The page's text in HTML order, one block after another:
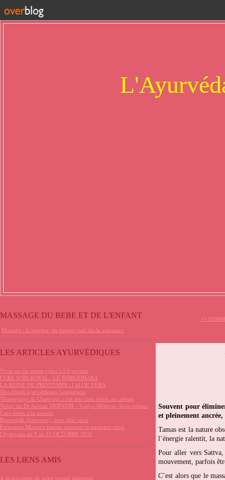
MASSAGE DU BEBE ET DE L'ENFANT
Massage : le toucher, un besoin vital dès la naissance
LES ARTICLES AYURVÉDIQUES
Vivre un été serein grâce à l'Ayurveda
CURE SOIN ROYAL : LE SHIRODHARA
LA REINE DU PRINTEMPS : l'ALOE VERA
Mes rituels ayurvédiques postpartum
Témoignage de Claire qui a fait une cure detox au cabinet
Venue du Dr Adwait TRIPATHI - Vaidya Médecin Ayurvédique
Cure detox à la maison
Buttermilk (babeurre), mon allié santé
Formation Massage femme enceinte et postnatal selon
l'Ayurveda du 9 au 13 OCTOBRE 2026
LES LIENS AMIS
A la rencontre de notre beauté intérieure
<<
Souvent pour
et pleinement
Tamas est la nature
l’énergie ralentit, la
Pour aller vers
mouvement, parfois
C’est alors que le